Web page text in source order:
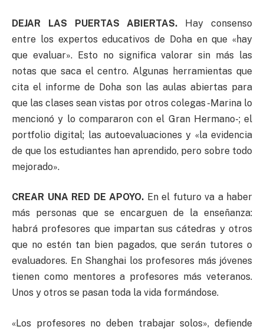
DEJAR LAS PUERTAS ABIERTAS. Hay consenso
entre los expertos educativos de Doha en que «hay
que evaluar». Esto no significa valorar sin más las
notas que saca el centro. Algunas herramientas que
cita el informe de Doha son las aulas abiertas para
que las clases sean vistas por otros colegas -Marina lo
mencionó y lo compararon con el Gran Hermano-; el
portfolio digital; las autoevaluaciones y «la evidencia
de que los estudiantes han aprendido, pero sobre todo
mejorado».
CREAR UNA RED DE APOYO. En el futuro va a haber
más personas que se encarguen de la enseñanza:
habrá profesores que impartan sus cátedras y otros
que no estén tan bien pagados, que serán tutores o
evaluadores. En Shanghai los profesores más jóvenes
tienen como mentores a profesores más veteranos.
Unos y otros se pasan toda la vida formándose.
«Los profesores no deben trabajar solos», defiende